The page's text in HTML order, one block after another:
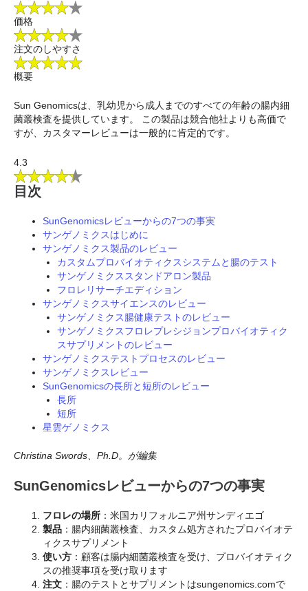
価格
注文のしやすさ
概要
Sun Genomicsは、乳幼児から成人までのすべての年齢の腸内細
菌叢検査を提供しています。 この製品は競合他社よりも高価で
すが、カスタマーレビューは一般的に肯定的です。
4.3
目次
SunGenomicsレビューからの7つの事実
サンゲノミクスはじめに
サンゲノミクス製品のレビュー
カスタムプロバイオティクスシステムと腸のテスト
サンゲノミクススタンドアロン製品
フロレリサーチエディション
サンゲノミクスサイエンスのレビュー
サンゲノミクス腸健康テストのレビュー
サンゲノミクスフロレプレシジョンプロバイオティク
スサプリメントのレビュー
サンゲノミクステストプロセスのレビュー
サンゲノミクスレビュー
SunGenomicsの長所と短所のレビュー
長所
短所
星雲ゲノミクス
Christina Swords、Ph.D。が編集
SunGenomicsレビューからの7つの事実
フロレの場所 ：米国カリフォルニア州サンディエゴ
製品 ：腸内細菌叢検査、カスタム処方されたプロバイオテ
ィクスサプリメント
使い方 ：顧客は腸内細菌叢検査を受け、プロバイオティク
スの推奨事項を受け取ります
注文 ：腸のテストとサプリメントはsungenomics.comで